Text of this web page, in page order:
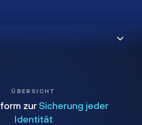
ÜBERSICHT
zur Sicherung jeder
Identität